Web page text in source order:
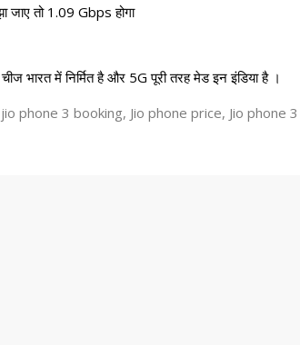
तो 1.09 Gbps होगा
भारत में निर्मित है और 5G पूरी तरह मेड इन इंडिया है ।